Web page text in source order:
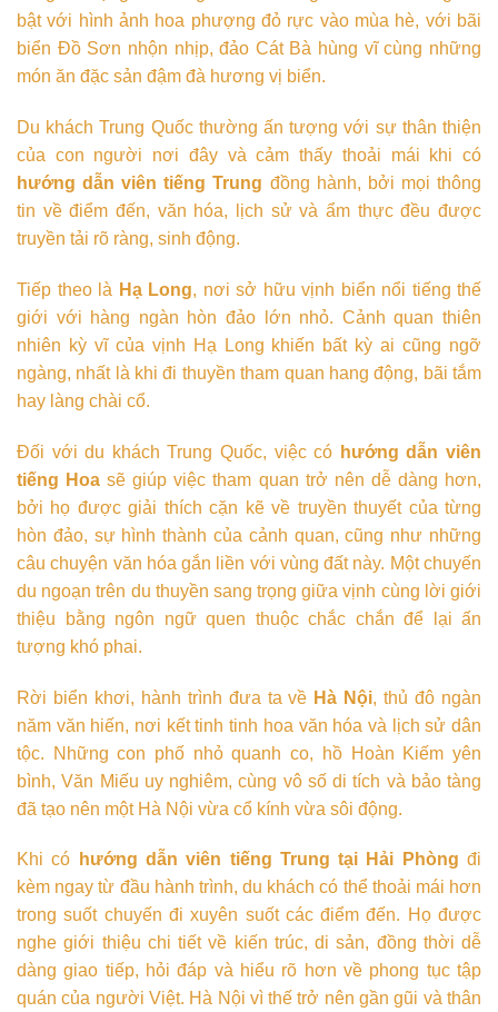
bật với hình ảnh hoa phượng đỏ rực vào mùa hè, với bãi
biển Đồ Sơn nhộn nhịp, đảo Cát Bà hùng vĩ cùng những
món ăn đặc sản đậm đà hương vị biển.
Du khách Trung Quốc thường ấn tượng với sự thân thiện
của con người nơi đây và cảm thấy thoải mái khi có
hướng dẫn viên tiếng Trung đồng hành, bởi mọi thông
tin về điểm đến, văn hóa, lịch sử và ẩm thực đều được
truyền tải rõ ràng, sinh động.
Tiếp theo là Hạ Long, nơi sở hữu vịnh biển nổi tiếng thế
giới với hàng ngàn hòn đảo lớn nhỏ. Cảnh quan thiên
nhiên kỳ vĩ của vịnh Hạ Long khiến bất kỳ ai cũng ngỡ
ngàng, nhất là khi đi thuyền tham quan hang động, bãi tắm
hay làng chài cổ.
Đối với du khách Trung Quốc, việc có hướng dẫn viên
tiếng Hoa sẽ giúp việc tham quan trở nên dễ dàng hơn,
bởi họ được giải thích cặn kẽ về truyền thuyết của từng
hòn đảo, sự hình thành của cảnh quan, cũng như những
câu chuyện văn hóa gắn liền với vùng đất này. Một chuyến
du ngoạn trên du thuyền sang trọng giữa vịnh cùng lời giới
thiệu bằng ngôn ngữ quen thuộc chắc chắn để lại ấn
tượng khó phai.
Rời biển khơi, hành trình đưa ta về Hà Nội, thủ đô ngàn
năm văn hiến, nơi kết tinh tinh hoa văn hóa và lịch sử dân
tộc. Những con phố nhỏ quanh co, hồ Hoàn Kiếm yên
bình, Văn Miếu uy nghiêm, cùng vô số di tích và bảo tàng
đã tạo nên một Hà Nội vừa cổ kính vừa sôi động.
Khi có hướng dẫn viên tiếng Trung tại Hải Phòng đi
kèm ngay từ đầu hành trình, du khách có thể thoải mái hơn
trong suốt chuyến đi xuyên suốt các điểm đến. Họ được
nghe giới thiệu chi tiết về kiến trúc, di sản, đồng thời dễ
dàng giao tiếp, hỏi đáp và hiểu rõ hơn về phong tục tập
quán của người Việt. Hà Nội vì thế trở nên gần gũi và thân